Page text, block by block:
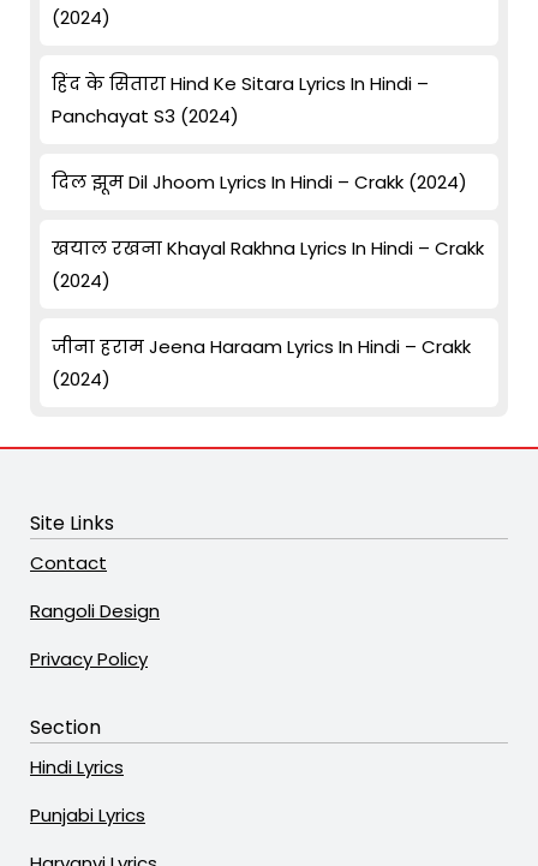
(2024)
हिंद के सितारा Hind Ke Sitara Lyrics In Hindi –
Panchayat S3 (2024)
दिल झूम Dil Jhoom Lyrics In Hindi – Crakk (2024)
खयाल रखना Khayal Rakhna Lyrics In Hindi – Crakk
(2024)
जीना हराम Jeena Haraam Lyrics In Hindi – Crakk
(2024)
Site Links
Contact
Rangoli Design
Privacy Policy
Section
Hindi Lyrics
Punjabi Lyrics